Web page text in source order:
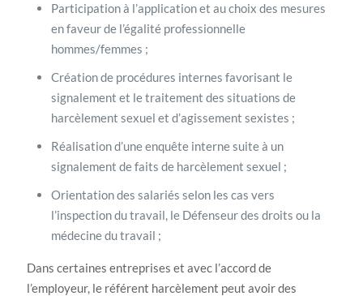
Participation à l’application et au choix des mesures
en faveur de l’égalité professionnelle
hommes/femmes ;
Création de procédures internes favorisant le
signalement et le traitement des situations de
harcèlement sexuel et d’agissement sexistes ;
Réalisation d’une enquête interne suite à un
signalement de faits de harcèlement sexuel ;
Orientation des salariés selon les cas vers
l’inspection du travail, le Défenseur des droits ou la
médecine du travail ;
Dans certaines entreprises et avec l’accord de
l’employeur, le référent harcèlement peut avoir des